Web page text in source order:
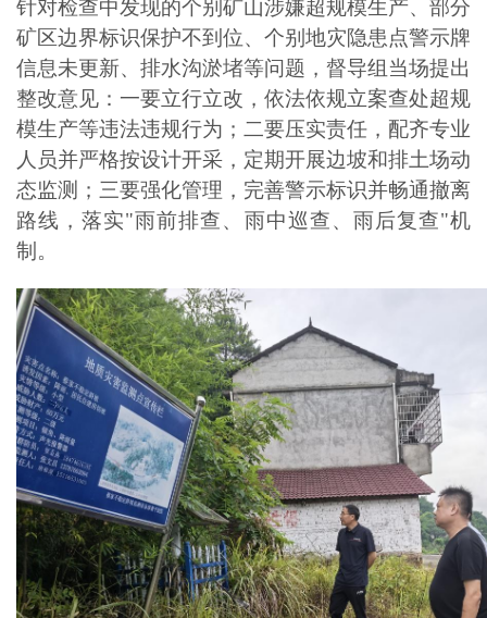
针对检查中发现的个别矿山涉嫌超规模生产、部分
矿区边界标识保护不到位、个别地灾隐患点警示牌
信息未更新、排水沟淤堵等问题，督导组当场提出
整改意见：一要立行立改，依法依规立案查处超规
模生产等违法违规行为；二要压实责任，配齐专业
人员并严格按设计开采，定期开展边坡和排土场动
态监测；三要强化管理，完善警示标识并畅通撤离
路线，落实"雨前排查、雨中巡查、雨后复查"机
制。